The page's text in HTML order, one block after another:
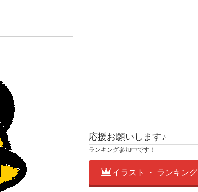
応援お願いします♪
ランキング参加中です！
イラスト ・ ランキング